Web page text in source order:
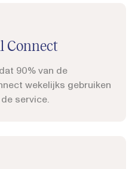
Connect
90% van de
wekelijks gebruiken
service.